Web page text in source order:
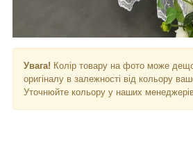
Увага! Колір товару на фото може дещо
оригіналу в залежності від кольору
Уточнюйте кольору у наших